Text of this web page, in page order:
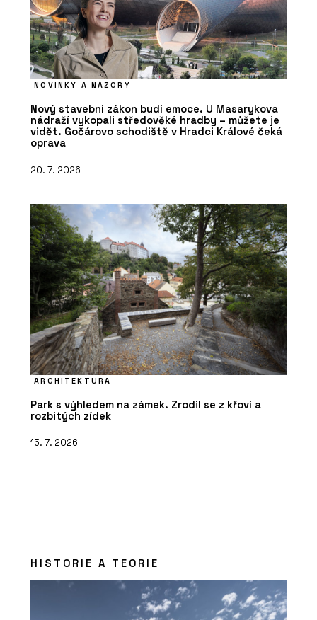
NOVINKY A NÁZORY
Nový stavební zákon budí emoce. U Masarykova
nádraží vykopali středověké hradby – můžete je
vidět. Gočárovo schodiště v Hradci Králové čeká
oprava
20. 7. 2026
ARCHITEKTURA
Park s výhledem na zámek. Zrodil se z křoví a
rozbitých zídek
15. 7. 2026
HISTORIE A TEORIE